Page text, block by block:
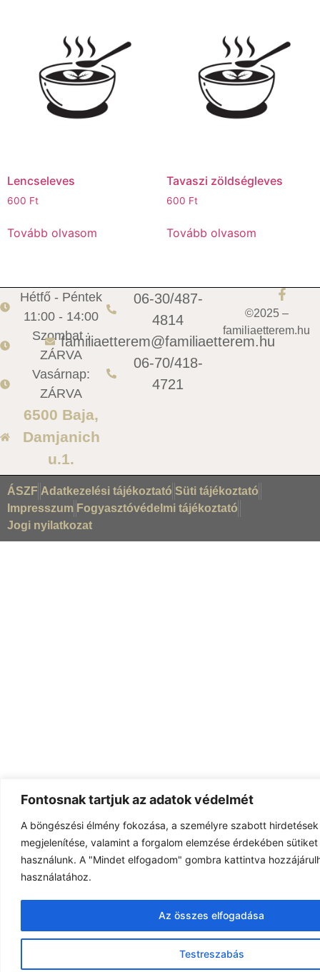
Fontosnak tartjuk az adatok védelmét
A böngészési élmény fokozása, a személyre szabott
megjelenítése, valamint a forgalom elemzése érdekében
használunk. A "Mindet elfogadom" gombra kattintva
használatához.
Testreszabás
Az összes elfogadása
Lencseleves
600 Ft
Tovább olvasom
Tavaszi zöldségleves
600 Ft
Tovább olvasom
Hétfő - Péntek
11:00 - 14:00
Szombat :
ZÁRVA
Vasárnap:
ZÁRVA
6500 Baja,
Damjanich
u.1.
06-30/487-
4814
familiaetterem@familiaetterem.hu
06-70/418-
4721
©2025 –
familiaetterem.hu
ÁSZF Adatkezelési tájékoztató Süti tájékoztató
Impresszum Fogyasztóvédelmi tájékoztató
Jogi nyilatkozat